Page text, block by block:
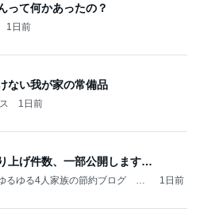
って何かあったの？
1日前
ない我が家の常備品
1日前
上げ件数、一部公開します…
るゆる4人家族の節約ブログ 〜
1日前